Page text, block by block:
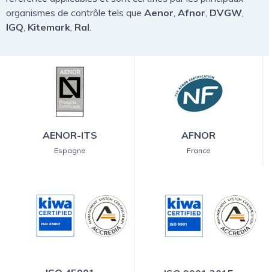
organismes de contrôle tels que Aenor Afnor DVGW
IGQ Kitemark Ral
AENOR-ITS
Espagne
AFNOR
France